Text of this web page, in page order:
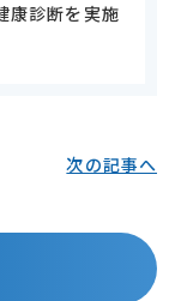
康診断を実施
次の記事へ